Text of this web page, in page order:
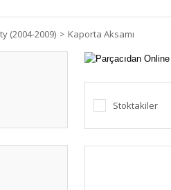
(2004-2009) Kaporta Aksamı
Stoktakiler